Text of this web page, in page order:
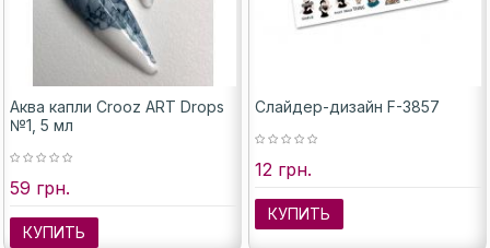
Аква капли Crooz ART Drops
№1, 5 мл
59 грн.
КУПИТЬ
Слайдер-дизайн F-3857
12 грн.
КУПИТЬ